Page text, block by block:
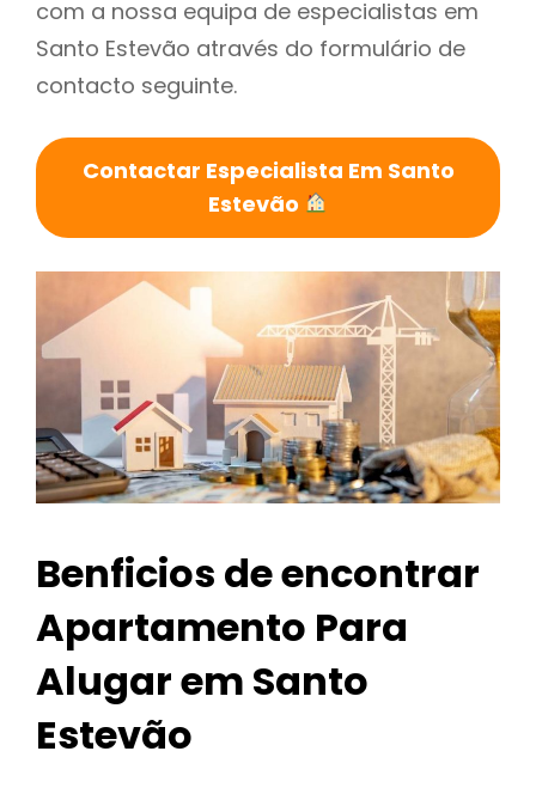
com a nossa equipa de especialistas em
Santo Estevão através do formulário de
contacto seguinte.
Contactar Especialista Em Santo
Estevão
Benficios de encontrar
Apartamento Para
Alugar em Santo
Estevão